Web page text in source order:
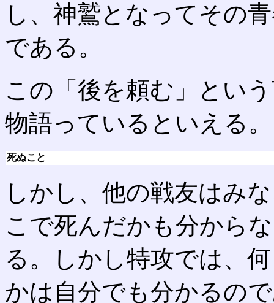
し、神鷲となってその
である。
この「後を頼む」とい
物語っているといえる。
死ぬこと
しかし、他の戦友はみ
こで死んだかも分から
る。しかし特攻では、
かは自分でも分かるの